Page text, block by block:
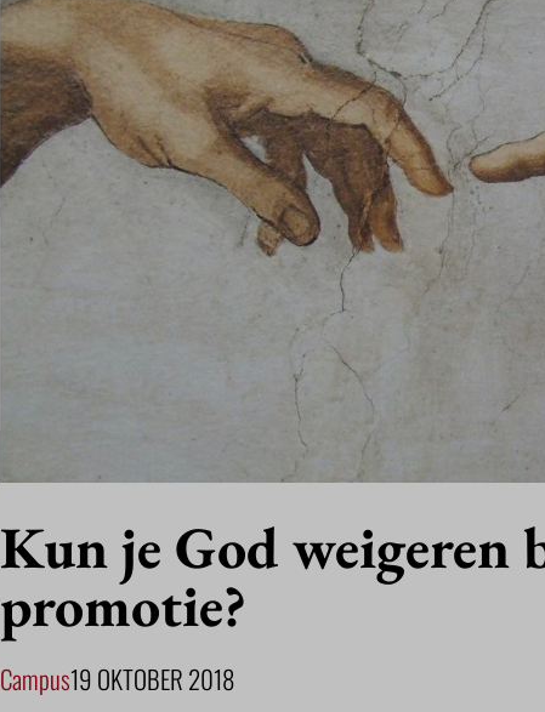
Kun je God weigeren
promotie?
Campus19 OKTOBER 2018